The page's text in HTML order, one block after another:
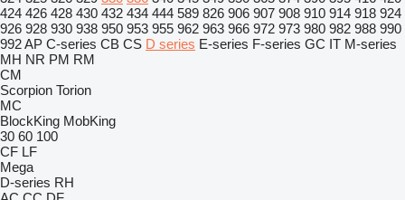
424 426 428 430 432 434 444 589 826 906 907 908 910 914 918 924
926 928 930 938 950 953 955 962 963 966 972 973 980 982 988 990
992AP C-series CB CS D series E-series F-series GC IT M-series
MH NR PM RM
CM
Scorpion Torion
MC
BlockKing MobKing
30 60 100
CF LF
Mega
D-series RH